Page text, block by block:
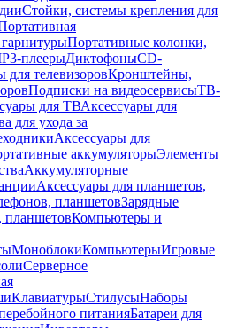
Стойки, системы крепления для
Портативные колонки,
плеерыДиктофоныCD-
для телевизоровКронштейны,
Подписки на видеосервисыТВ-
для ТВАксессуары для
для ухода за
Аксессуары для
аккумуляторыЭлементы
Аккумуляторные
Аксессуары для планшетов,
планшетовЗарядные
планшетовКомпьютеры и
МоноблокиКомпьютерыИгровые
Серверное
КлавиатурыСтилусыНаборы
питанияБатареи для